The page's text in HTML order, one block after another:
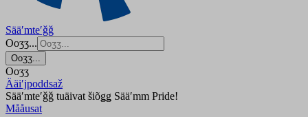
Sääʹmteʹǧǧ
Ooʒʒ...
Ooʒʒ...
Ooʒʒ
Ääiʹjpoddsaž
Sääʹmteʹǧǧ tuäivat šiõǥǥ Sääʹmm Pride!
Mååusat